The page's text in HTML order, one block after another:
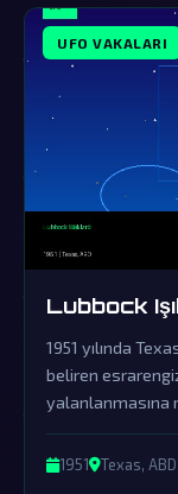
UFO VAKALARI
Lubbock
1951 yılında
beliren
yalanlanmasına
büyülemeye
bizi ziyaret
1951 Texas, ABD